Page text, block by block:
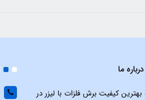
درباره ما
بهترین کیفیت برش فلزات با لیزر در